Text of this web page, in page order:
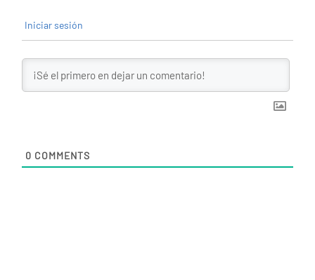
Iniciar sesión
0 COMMENTS